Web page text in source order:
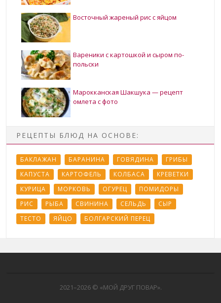
Восточный жареный рис с яйцом
Вареники с картошкой и сыром по-
польски
Марокканская Шакшука — рецепт
омлета с фото
РЕЦЕПТЫ БЛЮД НА ОСНОВЕ:
БАКЛАЖАН БАРАНИНА ГОВЯДИНА
ГРИБЫ
КАПУСТА
КАРТОФЕЛЬ КОЛБАСА
КРЕВЕТКИ
КУРИЦА
МОРКОВЬ ОГУРЕЦ
ПОМИДОРЫ
РИС
РЫБА СВИНИНА СЕЛЬДЬ
СЫР
ТЕСТО
ЯЙЦО БОЛГАРСКИЙ ПЕРЕЦ
2021–2026 © «МОЙ ДРУГ ПОВАР».